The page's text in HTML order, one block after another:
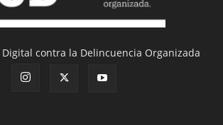
Digital contra la Delincuencia Organizada